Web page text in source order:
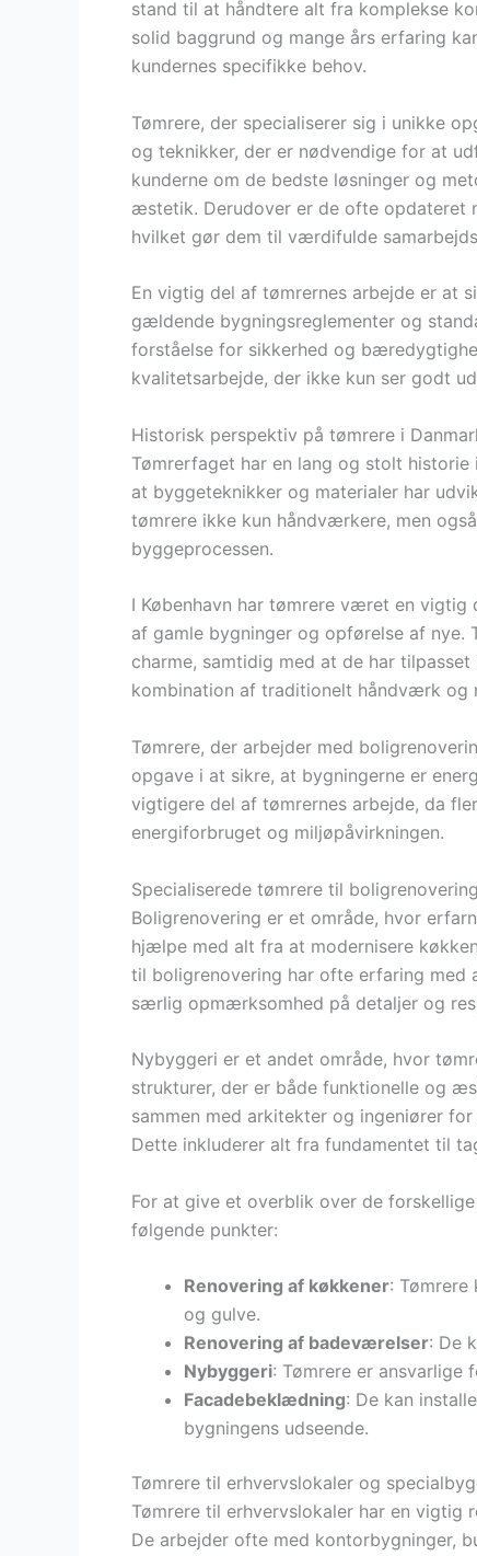
stand til at håndtere alt fra komplekse
solid baggrund og mange års erfaring
kundernes specifikke behov.
Tømrere, der specialiserer sig i unikke
og teknikker, der er nødvendige for at
kunderne om de bedste løsninger og
æstetik. Derudover er de ofte opdateret
hvilket gør dem til værdifulde
En vigtig del af tømrernes arbejde er at
gældende bygningsreglementer og
forståelse for sikkerhed og
kvalitetsarbejde, der ikke kun ser godt
Historisk perspektiv på tømrere i
Tømrerfaget har en lang og stolt
at byggeteknikker og materialer har
tømrere ikke kun håndværkere, men
byggeprocessen.
I København har tømrere været en
af gamle bygninger og opførelse af nye.
charme, samtidig med at de har
kombination af traditionelt håndværk og
Tømrere, der arbejder med
opgave i at sikre, at bygningerne er
vigtigere del af tømrernes arbejde, da
energiforbruget og miljøpåvirkningen.
Specialiserede tømrere til
Boligrenovering er et område, hvor
hjælpe med alt fra at modernisere
til boligrenovering har ofte erfaring
særlig opmærksomhed på detaljer og
Nybyggeri er et andet område, hvor
strukturer, der er både funktionelle og
sammen med arkitekter og ingeniører
Dette inkluderer alt fra fundamentet til
For at give et overblik over de
følgende punkter:
Renovering af køkkener: Tømrere
og gulve.
Renovering af badeværelser: De
Nybyggeri: Tømrere er ansvarlige
Facadebeklædning: De kan
bygningens udseende.
Tømrere til erhvervslokaler og
Tømrere til erhvervslokaler har en vigtig
De arbejder ofte med kontorbygninger,